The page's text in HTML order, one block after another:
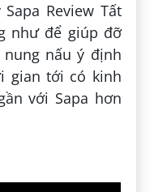
Review Tất
như để giúp đỡ
nấu ý định
gian tới có kinh
với Sapa hơn